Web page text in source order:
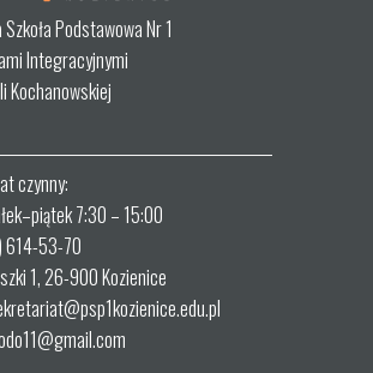
Podstawowa Nr 1
Integracyjnymi
Kochanowskiej
czynny:
7:30 – 15:00
614-53-70
1, 26-900 Kozienice